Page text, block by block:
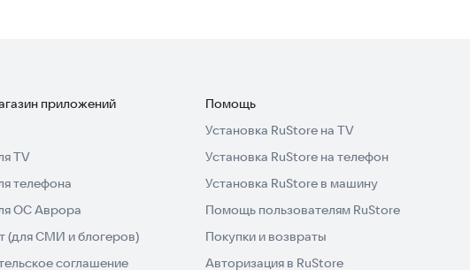
приложений
TV
телефона
ОС Аврора
(для СМИ и блогеров)
соглашение
Помощь
Установка RuStore на TV
Установка RuStore на телефон
Установка RuStore в машину
Помощь пользователям RuStore
Покупки и возвраты
Авторизация в RuStore